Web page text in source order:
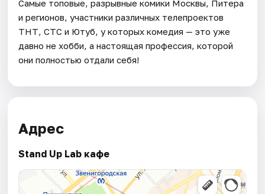
Самые топовые, разрывные комики Москвы, Питера
и регионов, участники различных телепроектов
ТНТ, СТС и Ютуб, у которых комедия — это уже
давно не хобби, а настоящая профессия, которой
они полностью отдали себя!
Адрес
Stand Up Lab кафе